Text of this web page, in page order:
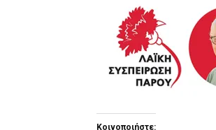
Κοινοποιήστε: